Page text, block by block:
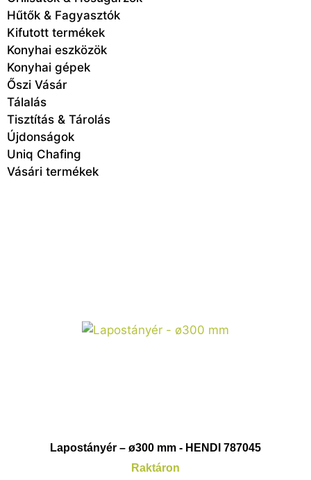
Hűtők & Fagyasztók
Kifutott termékek
Konyhai eszközök
Konyhai gépek
Őszi Vásár
Tálalás
Tisztítás & Tárolás
Újdonságok
Uniq Chafing
Vásári termékek
Lapostányér – ø300 mm - HENDI 787045
Raktáron